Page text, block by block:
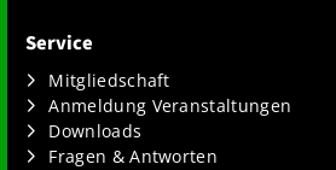
Service
Mitgliedschaft
Anmeldung Veranstaltungen
Downloads
Fragen & Antworten